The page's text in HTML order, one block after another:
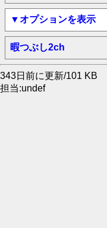
▼オプションを表示
暇つぶし2ch
343日前に更新/101 KB
担当:undef